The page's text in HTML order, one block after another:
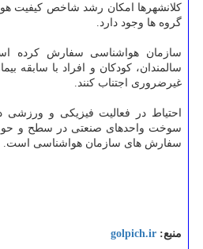
کلانشهرها امکان رشد شاخص کیفیت
گروه ها وجود دارد.
سازمان هواشناسی سفارش کرده
سالمندان، کودکان و افراد با سابقه
غیرضروری اجتناب کنند.
احتیاط در فعالیت فیزیکی و
سوخت واحدهای صنعتی در سطح و
سفارش های سازمان هواشناسی است.
منبع: golpich.ir